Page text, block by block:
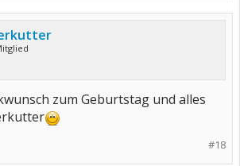
zum Geburtstag und alles
#18